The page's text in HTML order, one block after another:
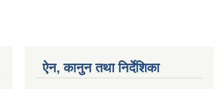
ऐन, कानुन तथा निर्देशिका